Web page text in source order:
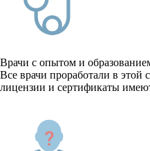
Врачи с опытом и
Все врачи проработали в этой
лицензии и сертификаты